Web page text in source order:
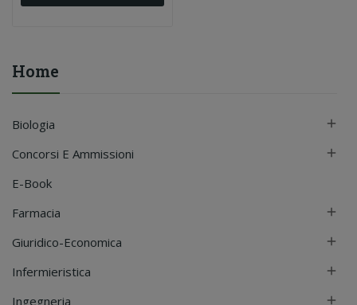
Home
Biologia 
Concorsi E Ammissioni 
E-Book
Farmacia

Giuridico-Economica 
Infermieristica 
Ingegneria 